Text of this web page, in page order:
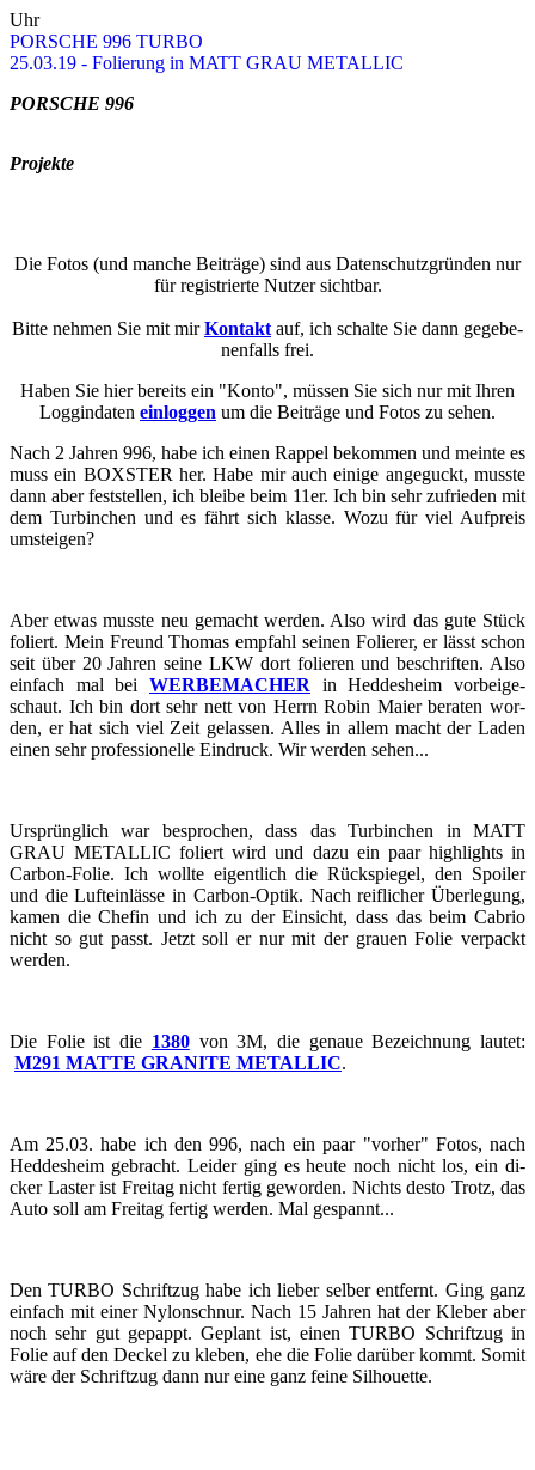
Uhr
POR­SCHE 996 TURBO
25.03.19 - Fo­lie­rung in MATT GRAU ME­TAL­LIC
POR­SCHE 996
Pro­jek­te
Die Fotos (und man­che Bei­trä­ge) sind aus Da­ten­schutz­grün­den nur
für re­gis­trier­te Nut­zer sicht­bar.
Bitte neh­men Sie mit mirKon­takt auf, ich schal­te Sie dann ge­ge­be­
nen­falls frei.
Haben Sie hier be­reits ein "Konto", müs­sen Sie sich nur mit Ihren
Loggin­da­ten ein­log­gen um die Bei­trä­ge und Fotos zu sehen.
Nach 2 Jah­ren 996, habe ich einen Rap­pel be­kom­men und mein­te es
muss ein BOXSTER her. Habe mir auch ei­ni­ge an­ge­guckt, muss­te
dann aber fest­stel­len, ich blei­be beim 11er. Ich bin sehr zu­frie­den mit
dem Tur­bin­chen und es fährt sich klas­se. Wozu für viel Auf­preis
um­stei­gen?
Aber etwas muss­te neu ge­macht wer­den. Also wird das gute Stück
fo­liert. Mein Freund Tho­mas emp­fahl sei­nen Fo­lie­rer, er lässt schon
seit über 20 Jah­ren seine LKW dort fo­lie­ren und be­schrif­ten. Also
ein­fach mal bei WER­BE­MA­CHER in Hed­des­heim vor­bei­ge­
schaut. Ich bin dort sehr nett von Herrn Robin Maier be­ra­ten wor­
den, er hat sich viel Zeit ge­las­sen. Alles in allem macht der Laden
einen sehr pro­fes­sio­nel­le Ein­druck. Wir wer­den sehen...
Ur­sprüng­lich war be­spro­chen, dass das Tur­bin­chen in MATT
GRAU ME­TAL­LIC fo­liert wird und dazu ein paar high­lights in
Carbon-​​​​​​​Folie. Ich woll­te ei­gent­lich die Rück­spie­gel, den Spoi­ler
und die Luft­ein­läs­se in Carbon-​​​​​​​Optik. Nach reif­li­cher Über­le­gung,
kamen die Che­fin und ich zu der Ein­sicht, dass das beim Ca­brio
nicht so gut passt. Jetzt soll er nur mit der grau­en Folie ver­packt
wer­den.
Die Folie ist die 1380von 3M, die ge­naue Be­zeich­nung lau­tet:
M291 MATTE GRA­NI­TE ME­TAL­LIC.
Am 25.03. habe ich den 996, nach ein paar "vor­her" Fotos, nach
Hed­des­heim ge­bracht. Lei­der ging es heute noch nicht los, ein di­
cker Las­ter ist Frei­tag nicht fer­tig ge­wor­den. Nichts desto Trotz, das
Auto soll am Frei­tag fer­tig wer­den. Mal ge­spannt...
Den TURBO Schrift­zug habe ich lie­ber sel­ber ent­fernt. Ging ganz
ein­fach mit einer Ny­lon­schnur. Nach 15 Jah­ren hat der Kle­ber aber
noch sehr gut ge­pappt. Ge­plant ist, einen TURBO Schrift­zug in
Folie auf den De­ckel zu kle­ben, ehe die Folie dar­über kommt. Somit
wäre der Schrift­zug dann nur eine ganz feine Sil­hou­et­te.